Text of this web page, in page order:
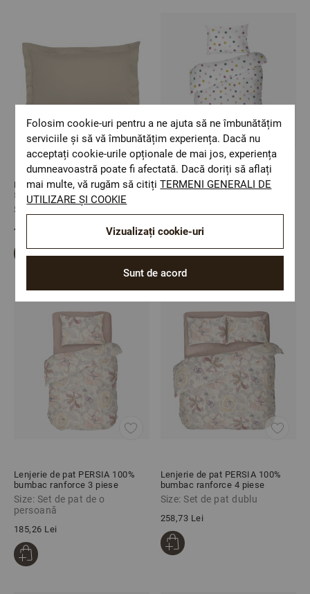
Fata de perna SATEEN TAUPE
50/70 cm 100% bumbac satinat
Size: 50/70
49,62 Lei
Lenjerie de pat pentru copii JOY
Lenjerie de pat PERSIA 100%
bumbac ranforce 3 piese
Size: Set de pat de o
persoană
185,26 Lei
Lenjerie de pat PERSIA 100%
bumbac ranforce 4 piese
Size: Set de pat dublu
258,73 Lei
Folosim cookie-uri pentru a ne ajuta să ne îmbunătățim
serviciile și să vă îmbunătățim experiența. Dacă nu
acceptați cookie-urile opționale de mai jos, experiența
dumneavoastră poate fi afectată. Dacă doriți să aflați
mai multe, vă rugăm să citițiTERMENI GENERALI DE
UTILIZARE ȘI COOKIE
Sunt de acord
Vizualizați cookie-uri